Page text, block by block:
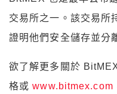
交易所之一。該交易所
證明他們安全儲存並分
欲了解更多關於
格或www.bitmex.com